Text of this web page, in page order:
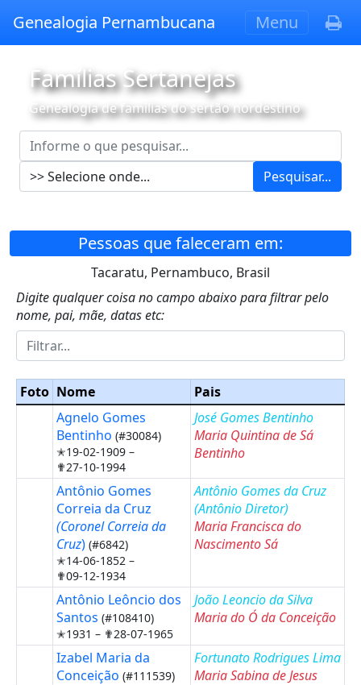
Genealogia Pernambucana Menu
Famílias Sertanejas
Genealogia de famílias do sertão nordestino
Pesquisar...
Pessoas que faleceram em:
Tacaratu, Pernambuco, Brasil
Digite qualquer coisa no campo abaixo para filtrar pelo
nome, pai, mãe, datas etc:
Foto Nome
Pais
Agnelo Gomes
Bentinho (#30084)
✭19-02-1909 –
✟27-10-1994
José Gomes Bentinho
Maria Quintina de Sá
Bentinho
Antônio Gomes
Correia da Cruz
(Coronel Correia da
Cruz) (#6842)
✭14-06-1852 –
✟09-12-1934
Antônio Gomes da Cruz
(Antônio Diretor)
Maria Francisca do
Nascimento Sá
Antônio Leôncio dos
Santos (#108410)
✭1931 – ✟28-07-1965
João Leoncio da Silva
Maria do Ó da Conceição
Izabel Maria da
Conceição (#111539)
Fortunato Rodrigues Lima
Maria Sabina de Jesus